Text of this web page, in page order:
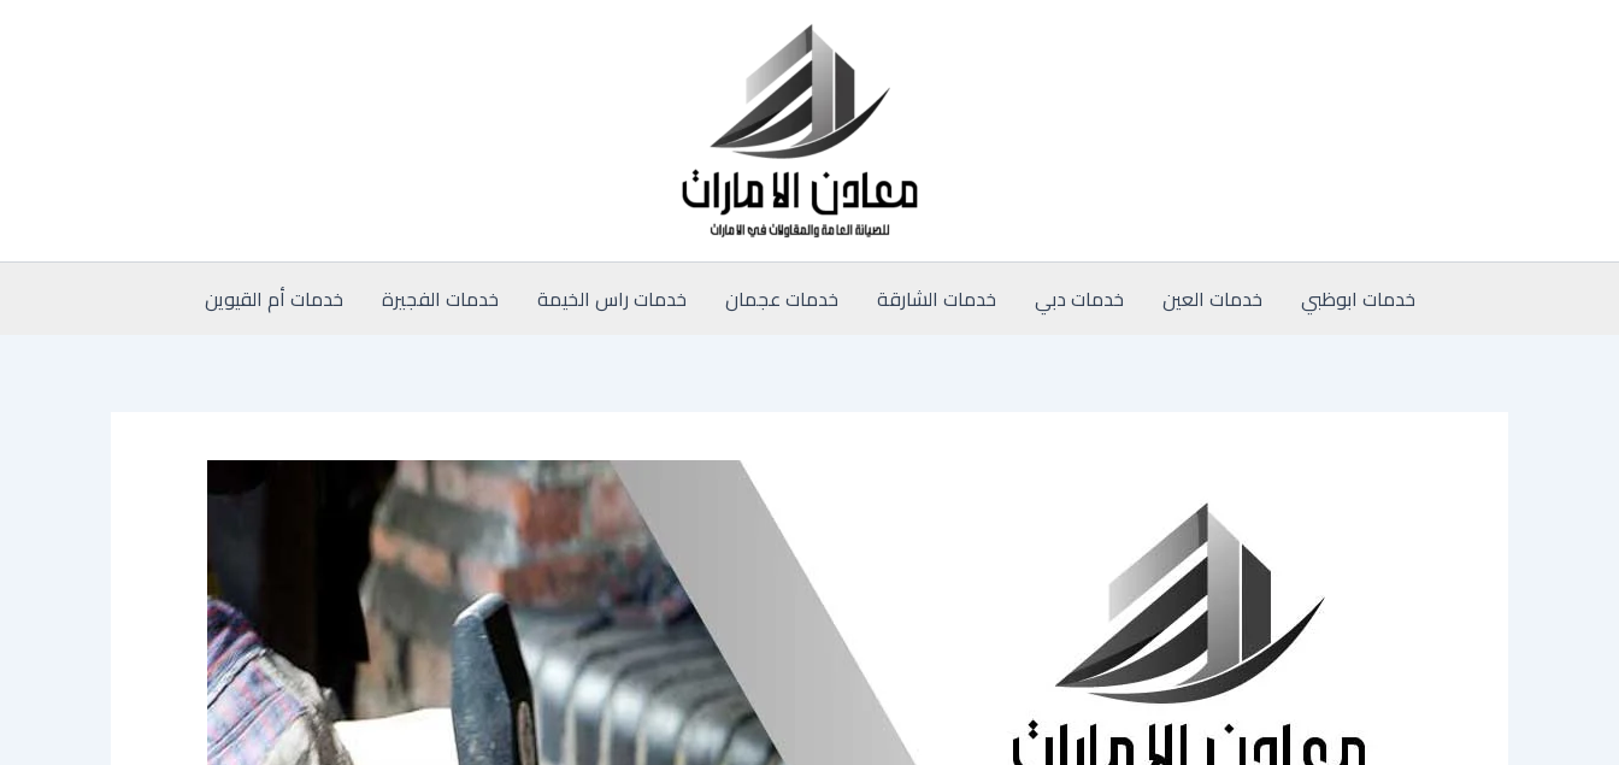
خدمات ابوظبي خدمات العين خدمات دبي خدمات الشارقة خدمات عجمان خدمات راس الخيمة خدمات الفجيرة خدمات أم القيوين